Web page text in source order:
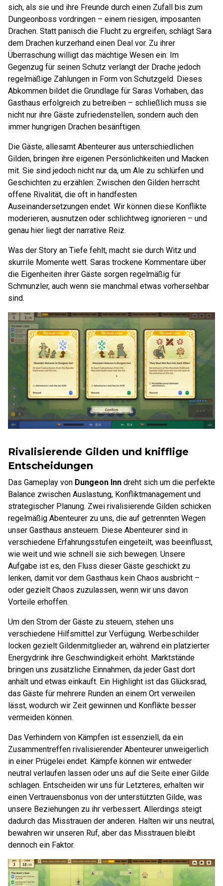
sich, als sie und ihre Freunde durch einen Zufall bis zum
Dungeonboss vordringen – einem riesigen, imposanten
Drachen. Statt panisch die Flucht zu ergreifen, schlägt Sara
dem Drachen kurzerhand einen Deal vor. Zu ihrer
Überraschung willigt das mächtige Wesen ein: Im
Gegenzug für seinen Schutz verlangt der Drache jedoch
regelmäßige Zahlungen in Form von Schutzgeld. Dieses
Abkommen bildet die Grundlage für Saras Vorhaben, das
Gasthaus erfolgreich zu betreiben – schließlich muss sie
nicht nur ihre Gäste zufriedenstellen, sondern auch den
immer hungrigen Drachen besänftigen.
Die Gäste, allesamt Abenteurer aus unterschiedlichen
Gilden, bringen ihre eigenen Persönlichkeiten und Macken
mit. Sie sind jedoch nicht nur da, um Ale zu schlürfen und
Geschichten zu erzählen: Zwischen den Gilden herrscht
offene Rivalität, die oft in handfesten
Auseinandersetzungen endet. Wir können diese Konflikte
moderieren, ausnutzen oder schlichtweg ignorieren – und
genau hier liegt der narrative Reiz.
Was der Story an Tiefe fehlt, macht sie durch Witz und
skurrile Momente wett. Saras trockene Kommentare über
die Eigenheiten ihrer Gäste sorgen regelmäßig für
Schmunzler, auch wenn sie manchmal etwas vorhersehbar
sind.
Rivalisierende Gilden und knifflige
Entscheidungen
Das Gameplay von Dungeon Inn dreht sich um die perfekte
Balance zwischen Auslastung, Konfliktmanagement und
strategischer Planung. Zwei rivalisierende Gilden schicken
regelmäßig Abenteurer zu uns, die auf getrennten Wegen
unser Gasthaus ansteuern. Diese Abenteurer sind in
verschiedene Erfahrungsstufen eingeteilt, was beeinflusst,
wie weit und wie schnell sie sich bewegen. Unsere
Aufgabe ist es, den Fluss dieser Gäste geschickt zu
lenken, damit vor dem Gasthaus kein Chaos ausbricht –
oder gezielt Chaos zuzulassen, wenn wir uns davon
Vorteile erhoffen.
Um den Strom der Gäste zu steuern, stehen uns
verschiedene Hilfsmittel zur Verfügung. Werbeschilder
locken gezielt Gildenmitglieder an, während ein platzierter
Energydrink ihre Geschwindigkeit erhöht. Marktstände
bringen uns zusätzliche Einnahmen, da jeder Gast dort
anhält und etwas einkauft. Ein Highlight ist das Glücksrad,
das Gäste für mehrere Runden an einem Ort verweilen
lässt, wodurch wir Zeit gewinnen und Konflikte besser
vermeiden können.
Das Verhindern von Kämpfen ist essenziell, da ein
Zusammentreffen rivalisierender Abenteurer unweigerlich
in einer Prügelei endet. Kämpfe können wir entweder
neutral verlaufen lassen oder uns auf die Seite einer Gilde
schlagen. Entscheiden wir uns für Letzteres, erhalten wir
einen Vertrauensbonus von der unterstützten Gilde, was
unsere Beziehungen zu ihr verbessert. Allerdings steigt
dadurch das Misstrauen der anderen. Halten wir uns neutral,
bewahren wir unseren Ruf, aber das Misstrauen bleibt
dennoch ein Faktor.